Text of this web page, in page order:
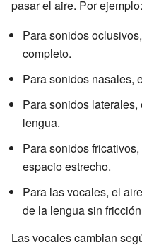
pasar el aire. Por ejemplo:
Para sonidos
completo.
Para sonidos nasales,
Para sonidos
lengua.
Para sonidos
espacio estrecho.
Para las vocales, el
de la lengua sin
Las vocales cambian